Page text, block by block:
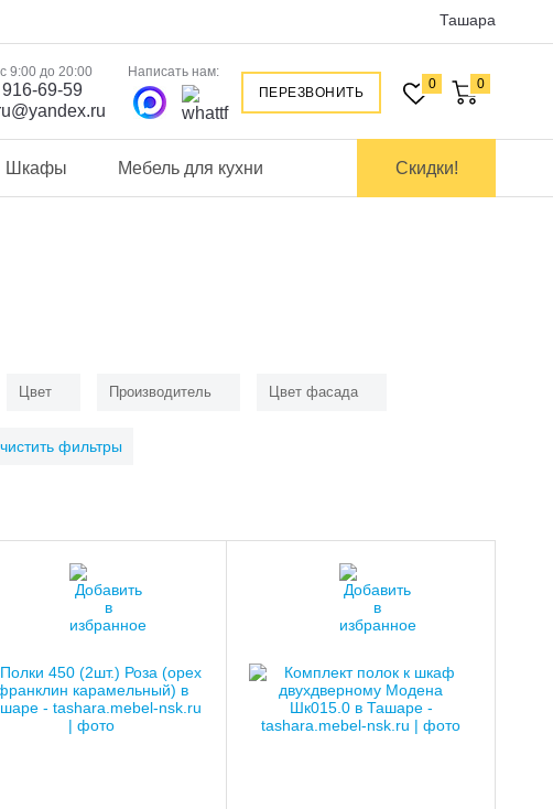
Ташара
0 0
ПЕРЕЗВОНИТЬ
Написать нам:
9:00 до 20:00
69-59
Шкафы Мебель для кухни Скидки!
Цвет Производитель Цвет фасада
фильтры